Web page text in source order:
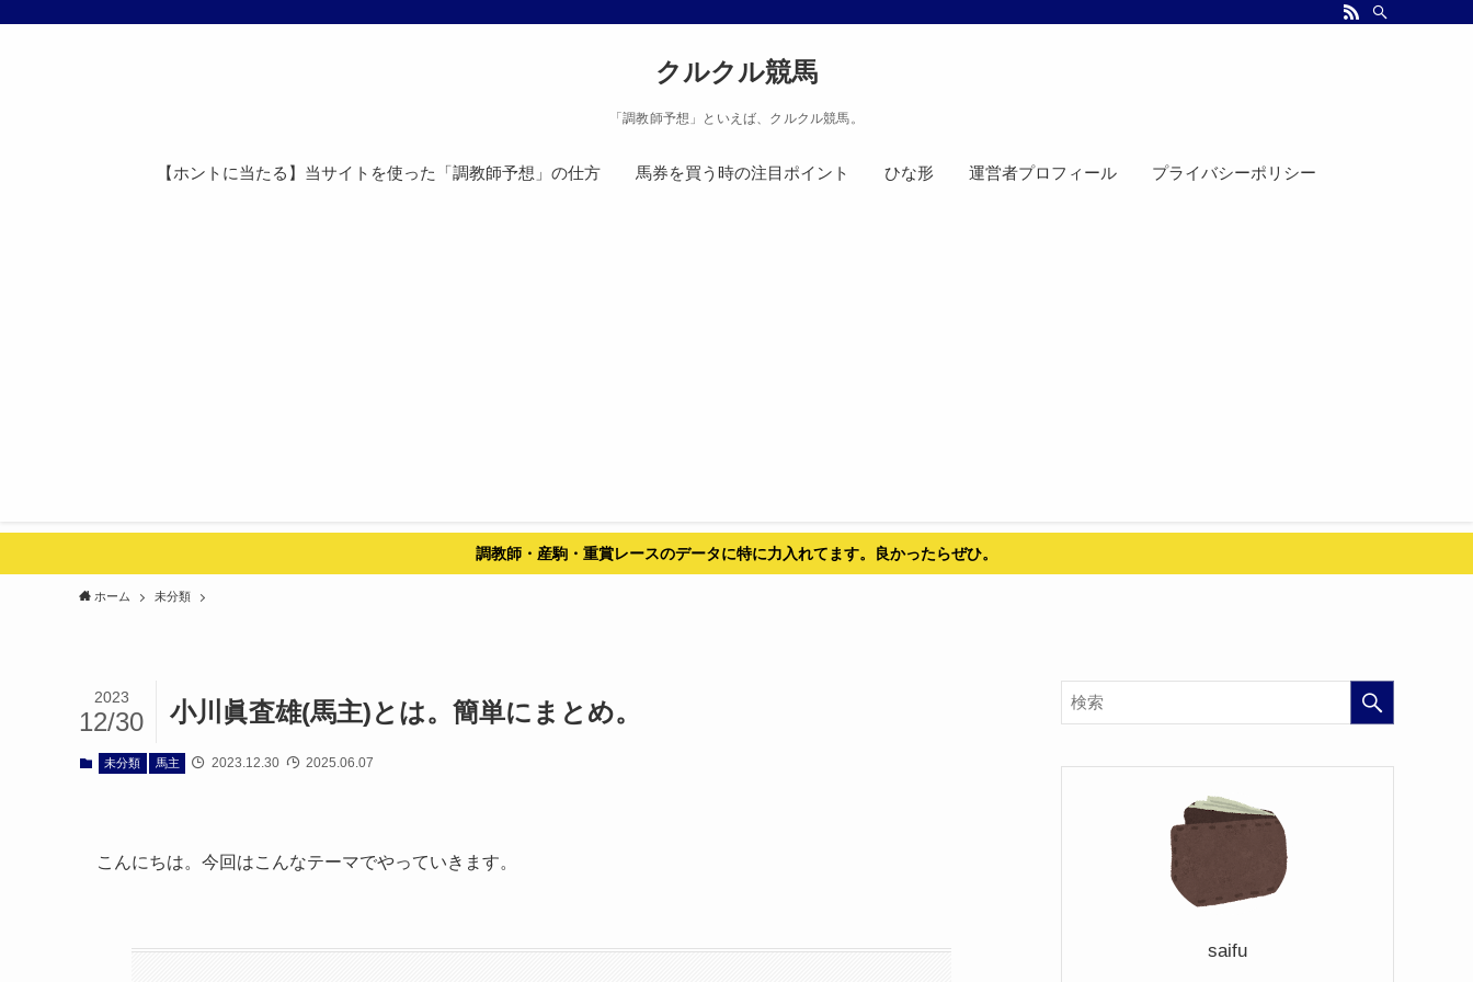
クルクル競馬
「調教師予想」といえば、クルクル競馬。
【ホントに当たる】当サイトを使った「調教師予想」の仕方 馬券を買う時の注目ポイント ひな形 運営者プロフィール プライバシーポリシー
調教師・産駒・重賞レースのデータに特に力入れてます。良かったらぜひ。
ホーム 未分類
小川眞査雄(馬主)とは。簡単にまとめ。
2023
12/30
未分類 馬主 2023.12.30 2025.06.07
こんにちは。今回はこんなテーマでやっていきます。
saifu